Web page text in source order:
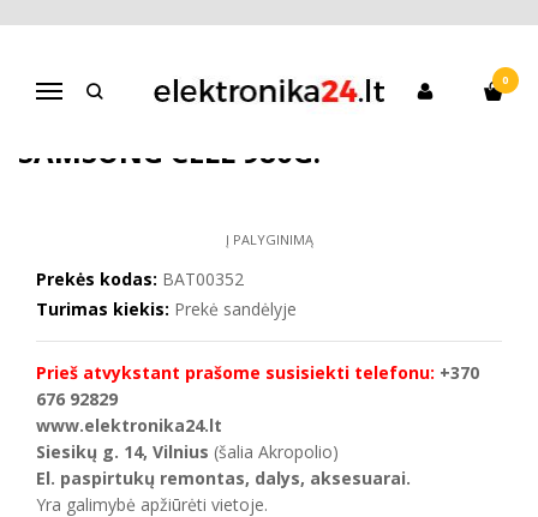
Navigacija
0
Pagrindinis
Riedžių atsarginės dalys
BATERIJA RIEDŽIAMS MAXOAK
SAMSUNG CELL 980G.
Į PALYGINIMĄ
Prekės kodas: BAT00352
Turimas kiekis: Prekė sandėlyje
Prieš atvykstant prašome susisiekti telefonu: +370
676 92829
www.elektronika24.lt
Siesikų g. 14, Vilnius (šalia Akropolio)
El. paspirtukų remontas, dalys, aksesuarai.
Yra galimybė apžiūrėti vietoje.